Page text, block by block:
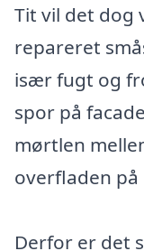
Tit vil det dog
repareret
især fugt og
spor på
mørtlen
overfladen
Derfor er det